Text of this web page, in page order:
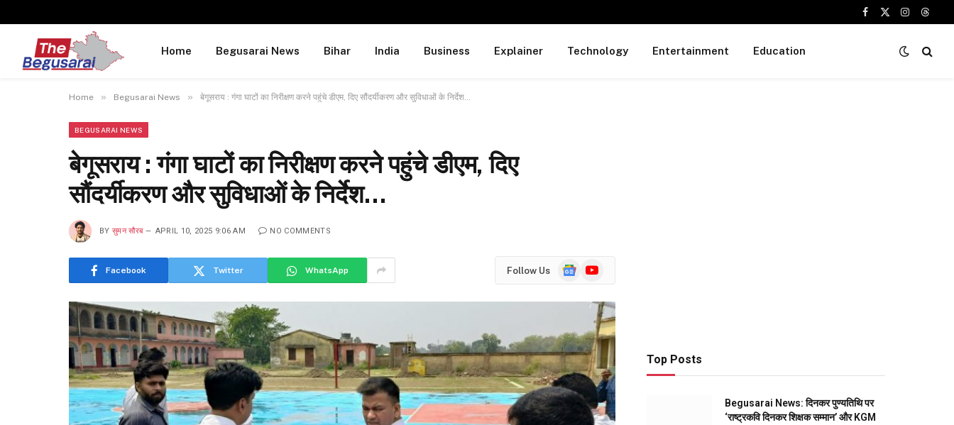
Facebook
X
Instagram
Home Begusarai News Bihar India Business Explainer Technology Entertainment Education
Home » Begusarai News » बेगूसराय : गंगा घाटों का निरीक्षण करने पहुंचे डीएम, दिए सौंदर्यीकरण और सुविधाओं के निर्देश…
BEGUSARAI NEWS
बेगूसराय : गंगा घाटों का निरीक्षण करने पहुंचे डीएम, दिए
सौंदर्यीकरण और सुविधाओं के निर्देश…
BY सुमन सौरब APRIL 10, 2025 9:06 AM NO COMMENTS
Facebook Twitter WhatsApp Follow Us
GoogleYouTube
Top Posts
Begusarai News: दिनकर पुण्यतिथि पर
‘राष्ट्रकवि दिनकर शिक्षक सम्मान’ और KGM